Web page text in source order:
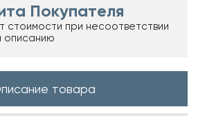
Покупателя
стоимости при несоответствии
описанию
товара